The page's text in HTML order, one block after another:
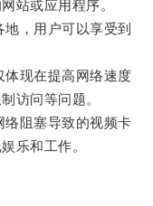
站或应用程序。
，用户可以享受到
现在提高网络速度
访问等问题。
阻塞导致的视频卡
乐和工作。